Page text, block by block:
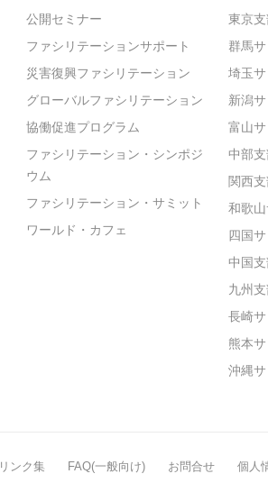
公開セミナー
ファシリテーションサポート
災害復興ファシリテーション
グローバルファシリテーション
協働促進プログラム
ファシリテーション・シンポジ
ウム
ファシリテーション・サミット
ワールド・カフェ
東京支
群馬
埼玉
新潟
富山
中部支
関西支
和歌
四国
中国支
九州
長崎
熊本
沖縄
リンク集 FAQ(一般向け) お問合せ 個人